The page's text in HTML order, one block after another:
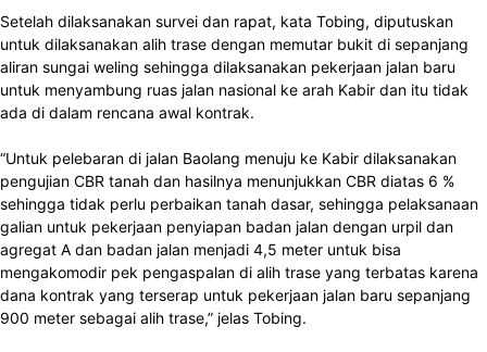
Setelah dilaksanakan survei dan rapat, kata Tobing, diputuskan
untuk dilaksanakan alih trase dengan memutar bukit di sepanjang
aliran sungai weling sehingga dilaksanakan pekerjaan jalan baru
untuk menyambung ruas jalan nasional ke arah Kabir dan itu tidak
ada di dalam rencana awal kontrak.
“Untuk pelebaran di jalan Baolang menuju ke Kabir dilaksanakan
pengujian CBR tanah dan hasilnya menunjukkan CBR diatas 6 %
sehingga tidak perlu perbaikan tanah dasar, sehingga pelaksanaan
galian untuk pekerjaan penyiapan badan jalan dengan urpil dan
agregat A dan badan jalan menjadi 4,5 meter untuk bisa
mengakomodir pek pengaspalan di alih trase yang terbatas karena
dana kontrak yang terserap untuk pekerjaan jalan baru sepanjang
900 meter sebagai alih trase,” jelas Tobing.